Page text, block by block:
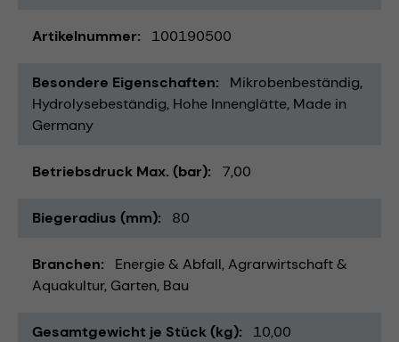
Artikelnummer 100190500
Besondere Eigenschaften
Mikrobenbeständig
Hydrolysebeständig Hohe Innenglätte Made in
Germany
Betriebsdruck Max. (bar) 7,00
Biegeradius (mm) 80
Branchen Energie & Abfall Agrarwirtschaft &
Aquakultur Garten Bau
Gesamtgewicht je Stück (kg) 10,00